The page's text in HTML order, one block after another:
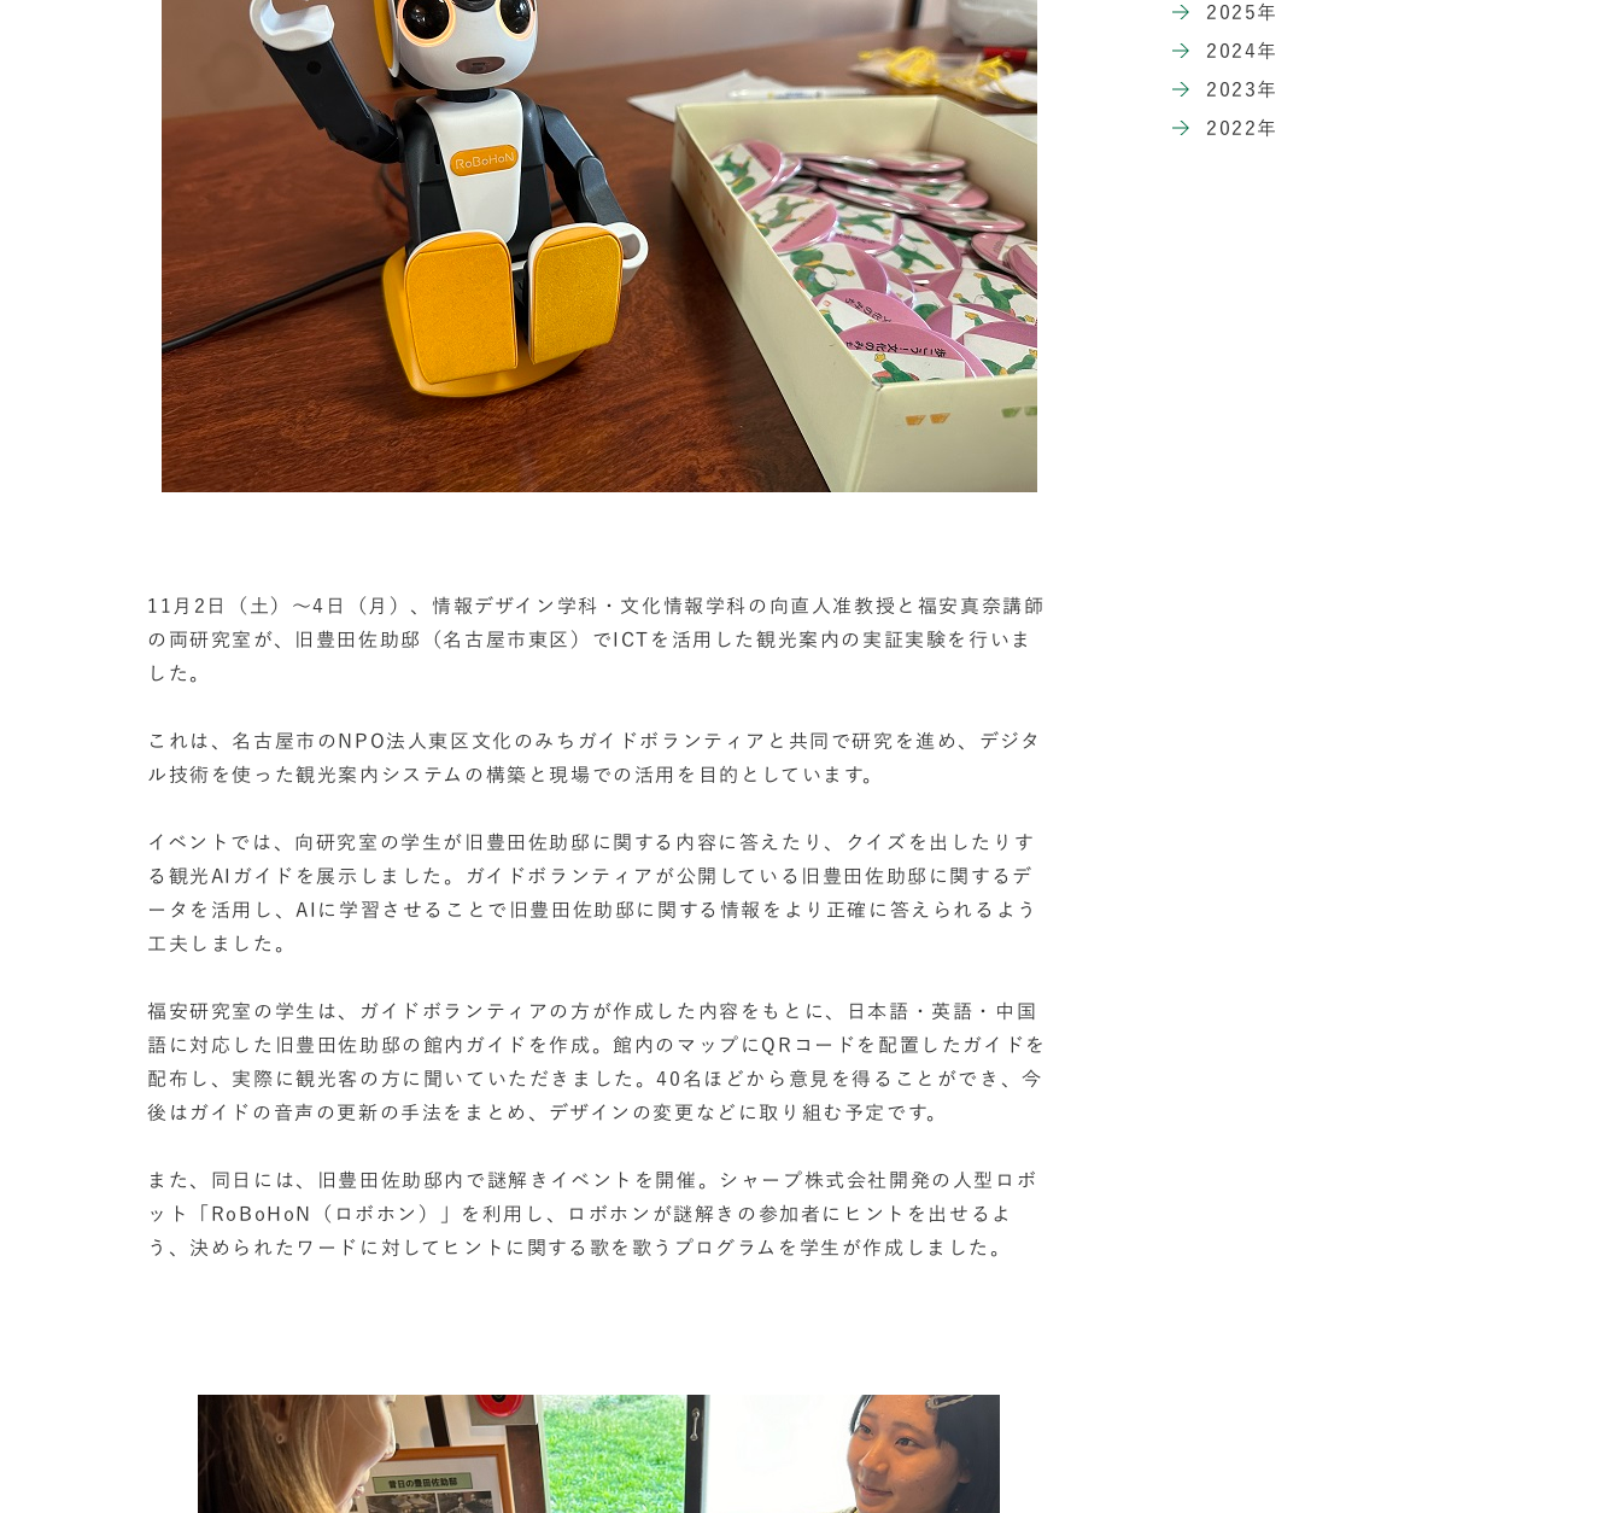
11月2日（土）～4日（月）、情報デザイン学科・文化情報学科の向直人准教授と福安真奈講師
の両研究室が、旧豊田佐助邸（名古屋市東区）でICTを活用した観光案内の実証実験を行いま
した。
これは、名古屋市のNPO法人東区文化のみちガイドボランティアと共同で研究を進め、デジタ
ル技術を使った観光案内システムの構築と現場での活用を目的としています。
イベントでは、向研究室の学生が旧豊田佐助邸に関する内容に答えたり、クイズを出したりす
る観光AIガイドを展示しました。ガイドボランティアが公開している旧豊田佐助邸に関するデ
ータを活用し、AIに学習させることで旧豊田佐助邸に関する情報をより正確に答えられるよう
工夫しました。
福安研究室の学生は、ガイドボランティアの方が作成した内容をもとに、日本語・英語・中国
語に対応した旧豊田佐助邸の館内ガイドを作成。館内のマップにQRコードを配置したガイドを
配布し、実際に観光客の方に聞いていただきました。40名ほどから意見を得ることができ、今
後はガイドの音声の更新の手法をまとめ、デザインの変更などに取り組む予定です。
また、同日には、旧豊田佐助邸内で謎解きイベントを開催。シャープ株式会社開発の人型ロボ
ット「RoBoHoN（ロボホン）」を利用し、ロボホンが謎解きの参加者にヒントを出せるよ
う、決められたワードに対してヒントに関する歌を歌うプログラムを学生が作成しました。
2025年
2024年
2023年
2022年